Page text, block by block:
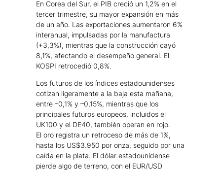
En Corea del Sur, el PIB creció un 1,2% en el
tercer trimestre, su mayor expansión en más
de un año. Las exportaciones aumentaron 6%
interanual, impulsadas por la manufactura
(+3,3%), mientras que la construcción cayó
8,1%, afectando el desempeño general. El
KOSPI retrocedió 0,8%.
Los futuros de los índices estadounidenses
cotizan ligeramente a la baja esta mañana,
entre –0,1% y –0,15%, mientras que los
principales futuros europeos, incluidos el
UK100 y el DE40, también operan en rojo.
El oro registra un retroceso de más de 1%,
hasta los US$3.950 por onza, seguido por una
caída en la plata. El dólar estadounidense
pierde algo de terreno, con el EUR/USD